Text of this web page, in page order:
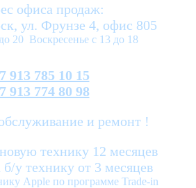
офиса продаж:
ул. Фрунзе 4, офис 805
20 Воскресенье с 13 до 18
913 785 10 15
913 774 80 98
и ремонт !
технику 12 месяцев
б/у технику от 3 месяцев
Apple по программе Trade-in